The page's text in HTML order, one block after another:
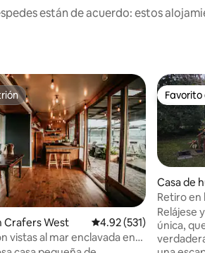
están de acuerdo: estos
Crafers West Calificación promedio:
4.92 (531)
vistas al mar enclavada en
Casa de
lRetiro en
Relájese
única,